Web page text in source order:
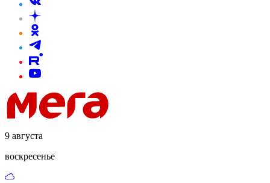
9 августа
воскресенье